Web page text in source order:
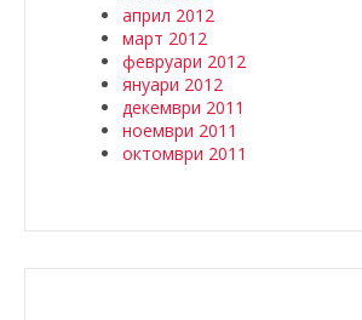
април 2012
март 2012
февруари 2012
януари 2012
декември 2011
ноември 2011
октомври 2011